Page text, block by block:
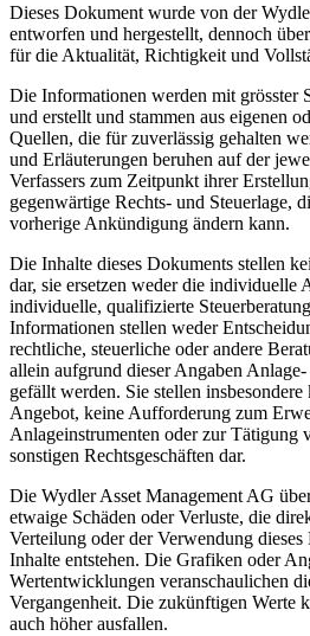
Dieses Dokument wurde von der
entworfen und hergestellt, dennoch
für die Aktualität, Richtigkeit und
Die Informationen werden mit grösster
und erstellt und stammen aus eigenen
Quellen, die für zuverlässig gehalten
und Erläuterungen beruhen auf der
Verfassers zum Zeitpunkt ihrer
gegenwärtige Rechts- und Steuerlage,
vorherige Ankündigung ändern kann.
Die Inhalte dieses Dokuments stellen
dar, sie ersetzen weder die individuelle
individuelle, qualifizierte
Informationen stellen weder
rechtliche, steuerliche oder andere
allein aufgrund dieser Angaben
gefällt werden. Sie stellen
Angebot, keine Aufforderung zum
Anlageinstrumenten oder zur Tätigung
sonstigen Rechtsgeschäften dar.
Die Wydler Asset Management AG
etwaige Schäden oder Verluste, die
Verteilung oder der Verwendung
Inhalte entstehen. Die Grafiken oder
Wertentwicklungen veranschaulichen
Vergangenheit. Die zukünftigen Werte
auch höher ausfallen.